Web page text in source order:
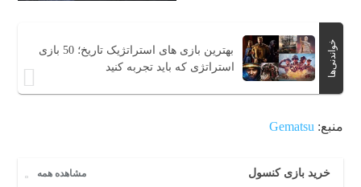
خواندنی‌ها
بهترین بازی های استراتژیک تاریخ؛ 50 بازی
استراتژی که باید تجربه کنید
منبع: Gematsu
خرید بازی کنسول مشاهده همه